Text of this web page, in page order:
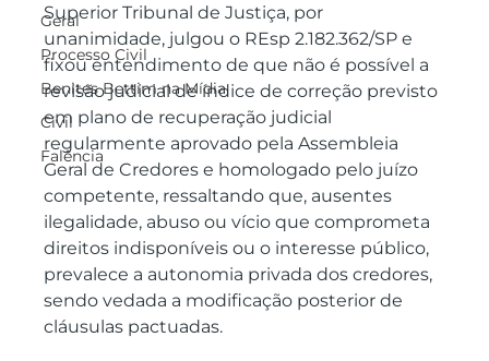
Geral
Processo Civil
Benites Bettim na Mídia
Civil
Falência
Superior Tribunal de Justiça, por
unanimidade, julgou o REsp 2.182.362/SP e
fixou entendimento de que não é possível a
revisão judicial de índice de correção previsto
em plano de recuperação judicial
regularmente aprovado pela Assembleia
Geral de Credores e homologado pelo juízo
competente, ressaltando que, ausentes
ilegalidade, abuso ou vício que comprometa
direitos indisponíveis ou o interesse público,
prevalece a autonomia privada dos credores,
sendo vedada a modificação posterior de
cláusulas pactuadas.